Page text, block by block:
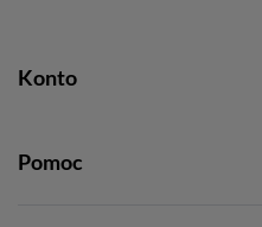
Konto
Pomoc